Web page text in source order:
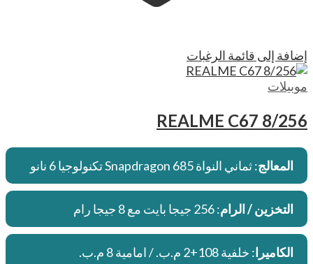
إضافة إلى قائمة الرغبات
موبيلات
REALME C67 8/256
المعالج: ثماني النواة Snapdragon 685 تكنولوجيا 6 نانو
التخزين / الرام: 256 جيجا بايت مع 8 جيجا رام
الكاميرا: خلفية 108+2 م.ب. / امامية 8 م.ب.